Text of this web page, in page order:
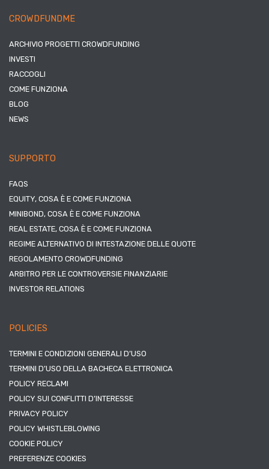
CROWDFUNDME
ARCHIVIO PROGETTI CROWDFUNDING
INVESTI
RACCOGLI
COME FUNZIONA
BLOG
NEWS
SUPPORTO
FAQS
EQUITY, COSA È E COME FUNZIONA
MINIBOND, COSA È E COME FUNZIONA
REAL ESTATE, COSA È E COME FUNZIONA
REGIME ALTERNATIVO DI INTESTAZIONE DELLE QUOTE
REGOLAMENTO CROWDFUNDING
ARBITRO PER LE CONTROVERSIE FINANZIARIE
INVESTOR RELATIONS
POLICIES
TERMINI E CONDIZIONI GENERALI D’USO
TERMINI D’USO DELLA BACHECA ELETTRONICA
POLICY RECLAMI
POLICY SUI CONFLITTI D’INTERESSE
PRIVACY POLICY
POLICY WHISTLEBLOWING
COOKIE POLICY
PREFERENZE COOKIES